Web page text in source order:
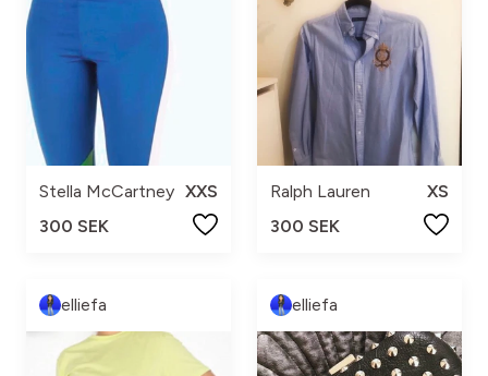
Stella McCartney XXS
300 SEK
Ralph Lauren
XS
300 SEK
elliefa elliefa